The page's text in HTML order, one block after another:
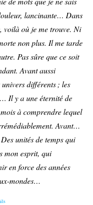
lancinante… Dans
voilà où je me trouve. Ni
non plus. Il me tarde
Pas sûre que ce soit
Avant aussi
différents ; les
Il y a une éternité de
à comprendre lequel
Avant…
unités de temps qui
mon esprit, qui
en force des années
mondes…